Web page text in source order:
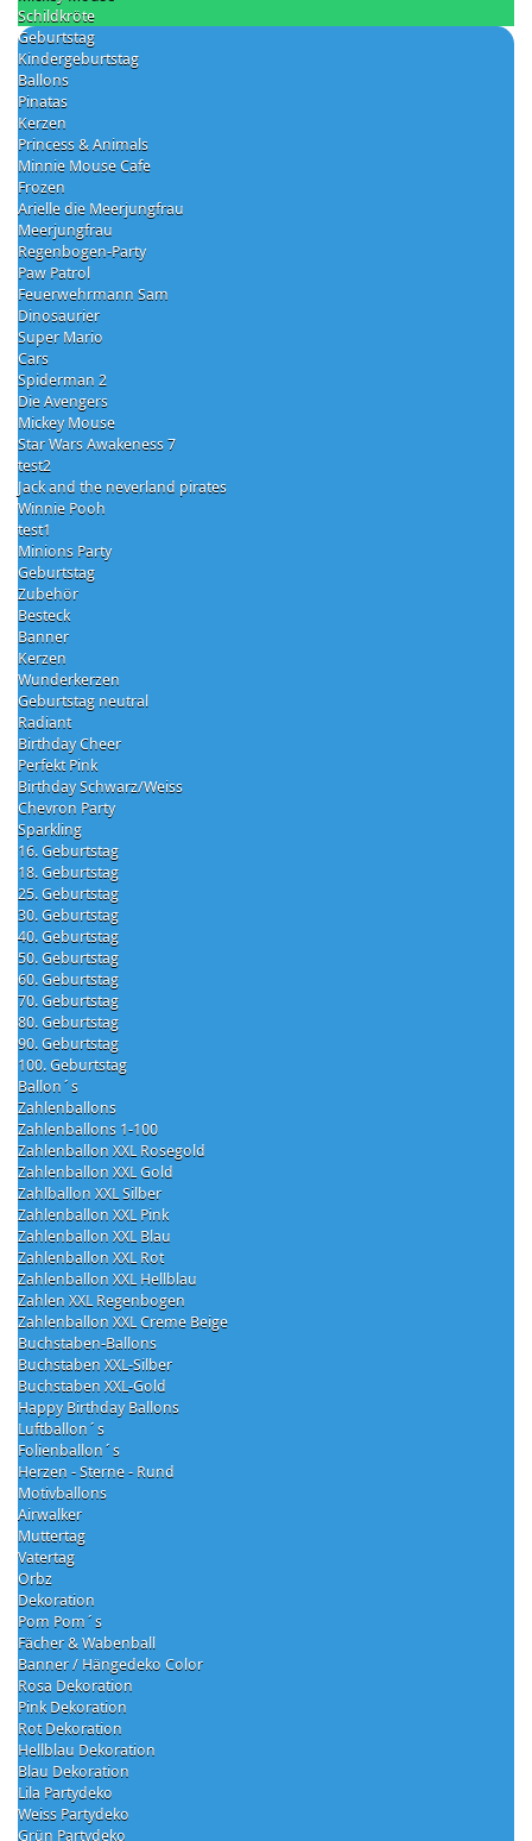
Schildkröte
Geburtstag
Kindergeburtstag
Ballons
Pinatas
Kerzen
Princess & Animals
Minnie Mouse Cafe
Frozen
Arielle die Meerjungfrau
Meerjungfrau
Regenbogen-Party
Paw Patrol
Feuerwehrmann Sam
Dinosaurier
Super Mario
Cars
Spiderman 2
Die Avengers
Mickey Mouse
Star Wars Awakeness 7
test2
Jack and the neverland pirates
Winnie Pooh
test1
Minions Party
Geburtstag
Zubehör
Besteck
Banner
Kerzen
Wunderkerzen
Geburtstag neutral
Radiant
Birthday Cheer
Perfekt Pink
Birthday Schwarz/Weiss
Chevron Party
Sparkling
16. Geburtstag
18. Geburtstag
25. Geburtstag
30. Geburtstag
40. Geburtstag
50. Geburtstag
60. Geburtstag
70. Geburtstag
80. Geburtstag
90. Geburtstag
100. Geburtstag
Ballon´s
Zahlenballons
Zahlenballons 1-100
Zahlenballon XXL Rosegold
Zahlenballon XXL Gold
Zahlballon XXL Silber
Zahlenballon XXL Pink
Zahlenballon XXL Blau
Zahlenballon XXL Rot
Zahlenballon XXL Hellblau
Zahlen XXL Regenbogen
Zahlenballon XXL Creme Beige
Buchstaben-Ballons
Buchstaben XXL-Silber
Buchstaben XXL-Gold
Happy Birthday Ballons
Luftballon´s
Folienballon´s
Herzen - Sterne - Rund
Motivballons
Airwalker
Muttertag
Vatertag
Orbz
Dekoration
Pom Pom´s
Fächer & Wabenball
Banner / Hängedeko Color
Rosa Dekoration
Pink Dekoration
Rot Dekoration
Hellblau Dekoration
Blau Dekoration
Lila Partydeko
Weiss Partydeko
Grün Partydeko